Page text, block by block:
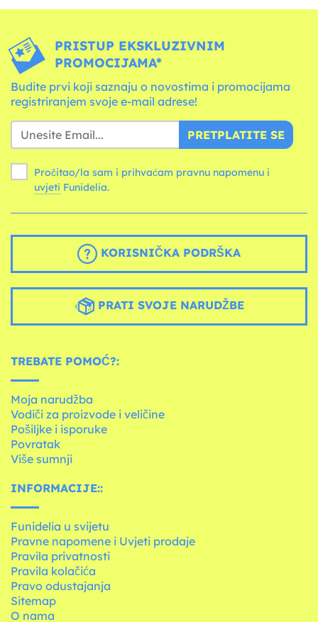
PRISTUP EKSKLUZIVNIM
PROMOCIJAMA*
Budite prvi koji saznaju o novostima i promocijama
registriranjem svoje e-mail adrese!
PRETPLATITE SE
Pročitao/la sam i prihvaćam pravnu napomenu i
uvjeti Funidelia.
KORISNIČKA PODRŠKA
PRATI SVOJE NARUDŽBE
TREBATE POMOĆ?:
Moja narudžba
Vodiči za proizvode i veličine
Pošiljke i isporuke
Povratak
Više sumnji
INFORMACIJE::
Funidelia u svijetu
Pravne napomene i Uvjeti prodaje
Pravila privatnosti
Pravila kolačića
Pravo odustajanja
Sitemap
O nama